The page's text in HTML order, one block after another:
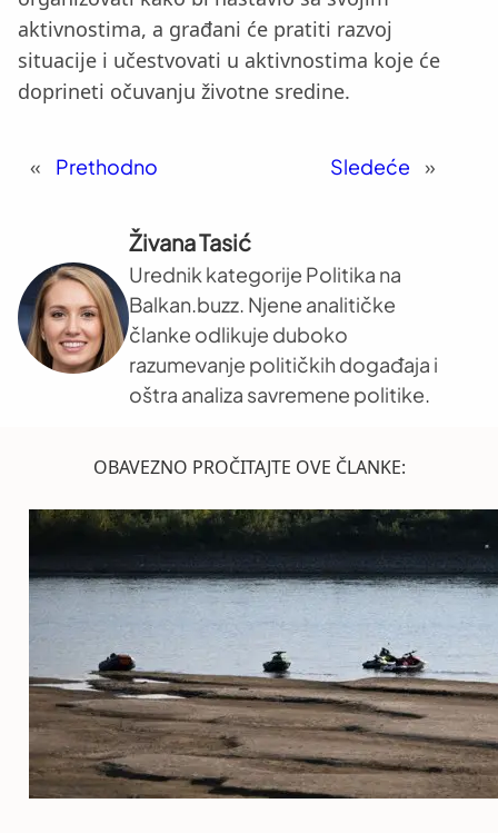
aktivnostima, a građani će pratiti razvoj
situacije i učestvovati u aktivnostima koje će
doprineti očuvanju životne sredine.
« Prethodno Sledeće »
Živana Tasić
Urednik kategorije Politika na
Balkan.buzz. Njene analitičke
članke odlikuje duboko
razumevanje političkih događaja i
oštra analiza savremene politike.
OBAVEZNO PROČITAJTE OVE ČLANKE: